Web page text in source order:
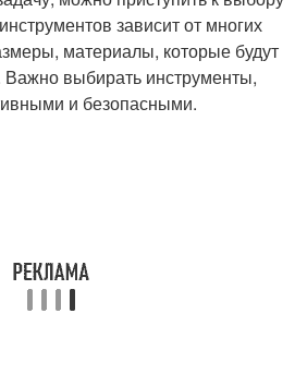
зависит от многих
материалы, которые будут
Важно выбирать инструменты,
и безопасными.